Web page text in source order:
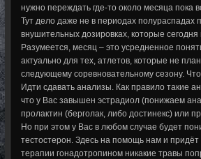
нужно переждать где-то около месяца пока
Тут дело даже не в периодах полураспадах
внушительных дозировках, которые
Разумеется, месяц – это усредненное
актуально для тех, атлетов, которые не
следующему соревновательному сезону.
Идти сдавать анализы. Как правило такие
что у Вас завышен эстрадиол (понижаем
пролактин (берголак, либо достинекс) или
Но при этом у Вас в любом случае будет
тестостерон. Здесь на помощь нам и
терапии гонадотропином никакие травы